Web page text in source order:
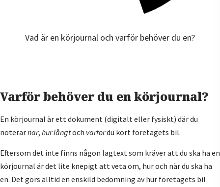
Vad är en körjournal och varför behöver du en?
Varför behöver du en körjournal?
En körjournal är ett dokument (digitalt eller fysiskt) där du
noterarnär, hur långtoch varfördu kört företagets bil.
Eftersom det inte finns någon lagtext som kräver att du ska ha en
körjournal är det lite knepigt att veta om, hur och när du ska ha
en. Det görs alltid en enskild bedömning av hur företagets bil